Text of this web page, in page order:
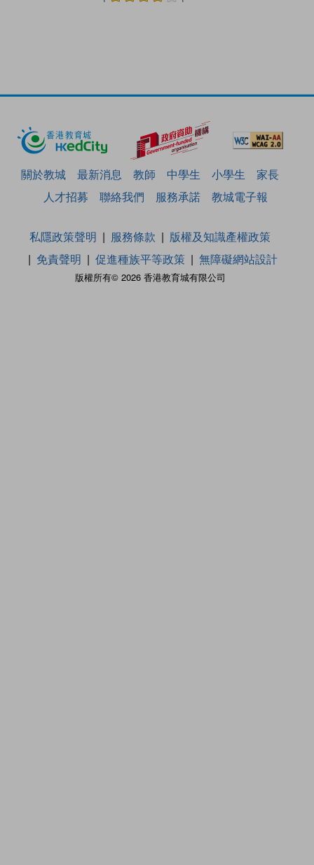
關於教城 最新消息 教師 中學生 小學生
家長
人才招募
聯絡我們 服務承諾 教城電子報
版權所有© 2026 香港教育城有限公司
私隱政策聲明 服務條款
版權及知識產權政策
免責聲明
促進種族平等政策 無障礙網站設計